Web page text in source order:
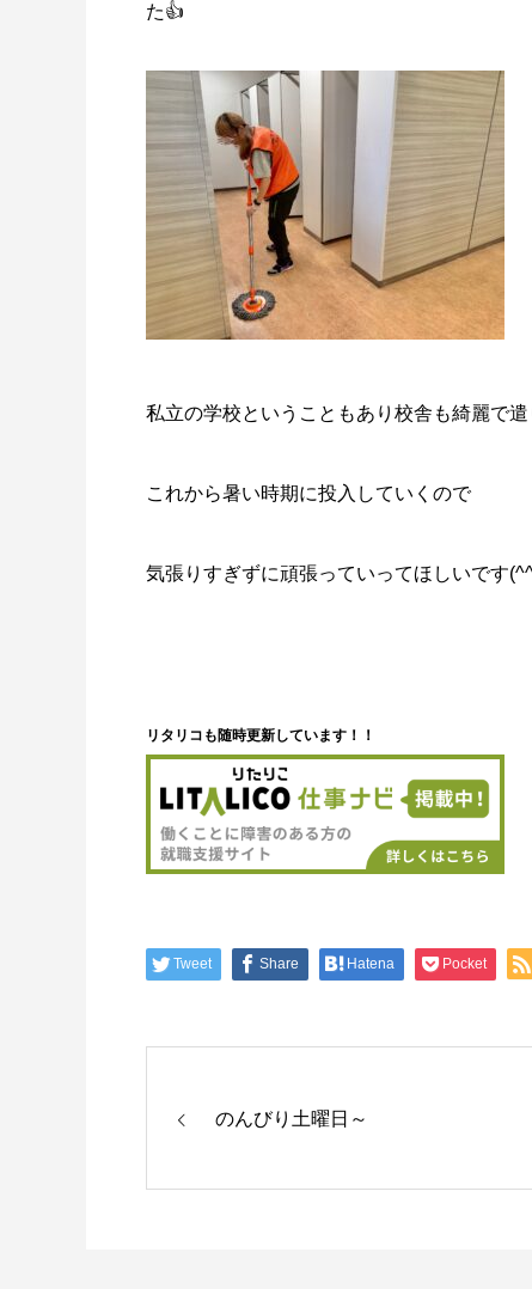
た👍
私立の学校ということもあり校舎も綺麗で
これから暑い時期に投入していくので
気張りすぎずに頑張っていってほしいです
リタリコも随時更新しています！！
Tweet Share Hatena Pocket
のんびり土曜日～